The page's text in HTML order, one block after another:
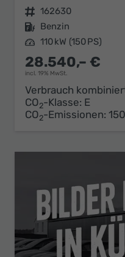
Fahrzeugnr. 162630
Kraftstoff Benzin
Leistung 110 kW (150 PS)
28.540,– €
incl. 19% MwSt.
Verbrauch
CO2-Klasse: E
CO2-Emissionen: